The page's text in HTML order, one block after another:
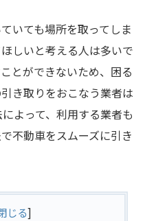
いても場所を取ってしま
しいと考える人は多いで
とができないため、困る
き取りをおこなう業者は
よって、利用する業者も
不動車をスムーズに引き
じる]